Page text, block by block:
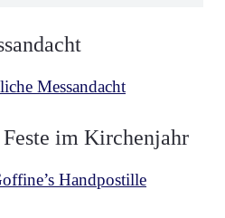
Messandacht
im Kirchenjahr
Handpostille